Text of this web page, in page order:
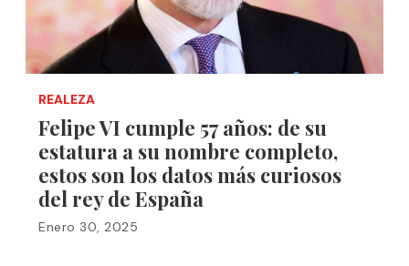
REALEZA
Felipe VI cumple 57 años: de su
estatura a su nombre completo,
estos son los datos más curiosos
del rey de España
Enero 30, 2025